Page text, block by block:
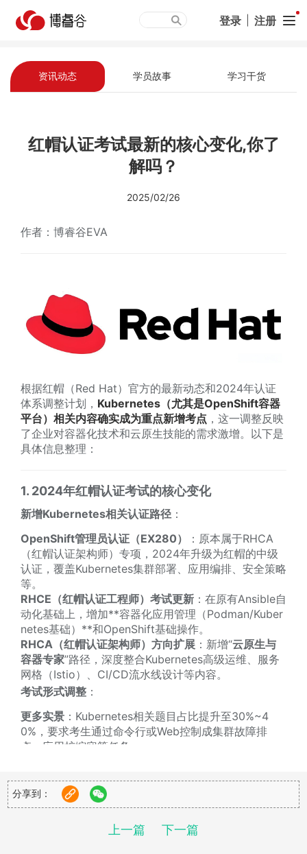
登录 注册
资讯动态 学员故事 学习干货
红帽认证考试最新的核心变化,你了
解吗？
2025/02/26
作者：博睿谷EVA
根据红帽（Red Hat）官方的最新动态和2024年认证
体系调整计划， Kubernetes（尤其是OpenShift容器
平台）相关内容确实成为重点新增考点 ，这一调整反映
了企业对容器化技术和云原生技能的需求激增。以下是
具体信息整理：
1. 2024年红帽认证考试的核心变化
新增Kubernetes相关认证路径：
OpenShift管理员认证（EX280）
：原本属于RHCA
（红帽认证架构师）专项，2024年升级为红帽的中级
认证，覆盖Kubernetes集群部署、应用编排、安全策略
等。
RHCE（红帽认证工程师）考试更新 ：在原有Ansible自
动化基础上，增加**容器化应用管理（Podman/Kuber
netes基础）**和OpenShift基础操作。
RHCA（红帽认证架构师）方向扩展 ：新增“云原生与
容器专家”路径，深度整合Kubernetes高级运维、服务
网格（Istio）、CI/CD流水线设计等内容。
考试形式调整 ：
更多实景 ：Kubernetes相关题目占比提升至30%~4
0%，要求考生通过命令行或Web控制成集群故障排
查、应用扩缩容等任务。
分享到：
上一篇 下一篇